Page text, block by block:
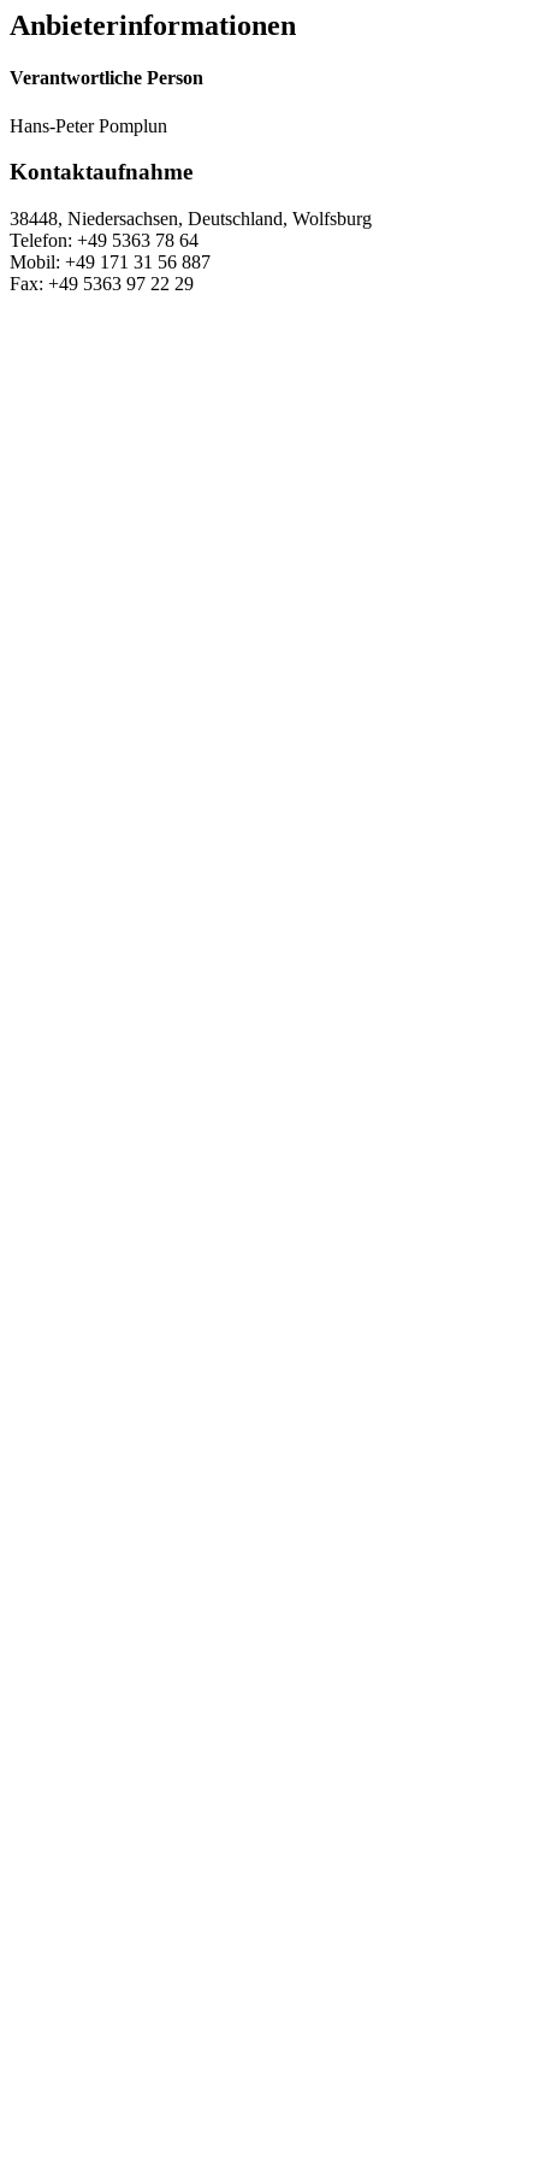
Anbieterinformationen
Verantwortliche Person
Hans-Peter Pomplun
Kontaktaufnahme
38448, Niedersachsen, Deutschland, Wolfsburg
Telefon: +49 5363 78 64
Mobil: +49 171 31 56 887
Fax: +49 5363 97 22 29